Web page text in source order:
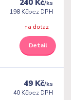
240 Kč/ks
198 Kčbez DPH
na dotaz
Detail
49 Kč/ks
40 Kčbez DPH